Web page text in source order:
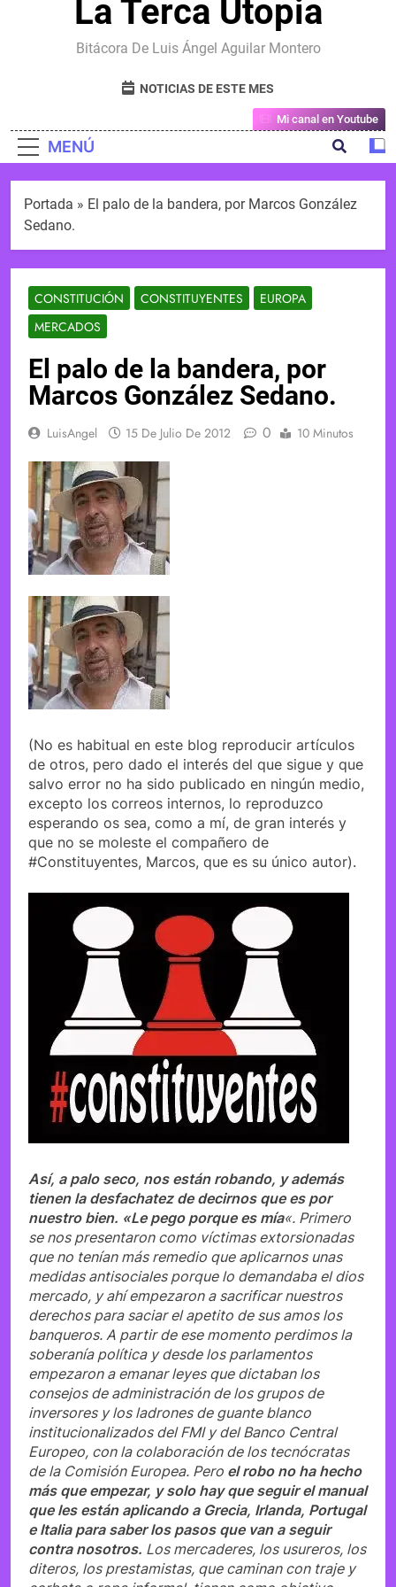
La Terca Utopia
Bitácora De Luis Ángel Aguilar Montero
NOTICIAS DE ESTE MES
MENÚ
Mi canal en Youtube
Portada » El palo de la bandera, por Marcos González
Sedano.
CONSTITUCIÓN CONSTITUYENTES
EUROPA
MERCADOS
El palo de la bandera, por
Marcos González Sedano.
LuisAngel 15 De Julio De 2012 0 10 Minutos
(No es habitual en este blog reproducir artículos
de otros, pero dado el interés del que sigue y que
salvo error no ha sido publicado en ningún medio,
excepto los correos internos, lo reproduzco
esperando os sea, como a mí, de gran interés y
que no se moleste el compañero de
#Constituyentes, Marcos, que es su único autor).
Así, a palo seco, nos están robando, y además
tienen la desfachatez de decirnos que es por
nuestro bien. «Le pego porque es mía«. Primero
se nos presentaron como víctimas extorsionadas
que no tenían más remedio que aplicarnos unas
medidas antisociales porque lo demandaba el dios
mercado, y ahí empezaron a sacrificar nuestros
derechos para saciar el apetito de sus amos los
banqueros. A partir de ese momento perdimos la
soberanía política y desde los parlamentos
empezaron a emanar leyes que dictaban los
consejos de administración de los grupos de
inversores y los ladrones de guante blanco
institucionalizados del FMI y del Banco Central
Europeo, con la colaboración de los tecnócratas
de la Comisión Europea. Pero el robo no ha hecho
más que empezar, y solo hay que seguir el manual
que les están aplicando a Grecia, Irlanda, Portugal
e Italia para saber los pasos que van a seguir
contra nosotros. Los mercaderes, los usureros, los
diteros, los prestamistas, que caminan con traje y